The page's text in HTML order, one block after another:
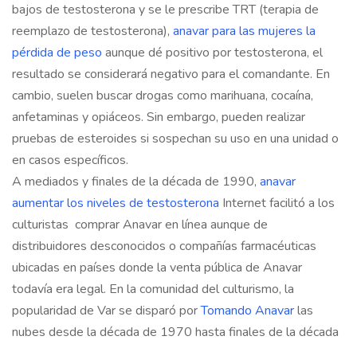
bajos de testosterona y se le prescribe TRT (terapia de
reemplazo de testosterona), anavar para las mujeres la
pérdida de peso aunque dé positivo por testosterona, el
resultado se considerará negativo para el comandante. En
cambio, suelen buscar drogas como marihuana, cocaína,
anfetaminas y opiáceos. Sin embargo, pueden realizar
pruebas de esteroides si sospechan su uso en una unidad o
en casos específicos.
A mediados y finales de la década de 1990, anavar
aumentar los niveles de testosterona Internet facilitó a los
culturistas comprar Anavar en línea aunque de
distribuidores desconocidos o compañías farmacéuticas
ubicadas en países donde la venta pública de Anavar
todavía era legal. En la comunidad del culturismo, la
popularidad de Var se disparó porTomando Anavarlas
nubes desde la década de 1970 hasta finales de la década